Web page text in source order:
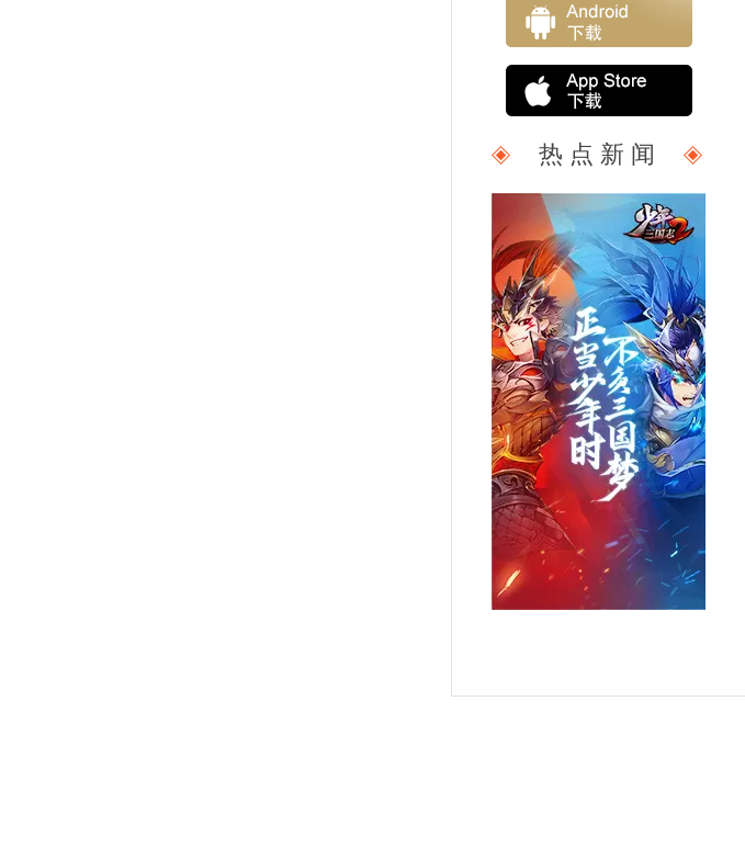
热 点 新 闻